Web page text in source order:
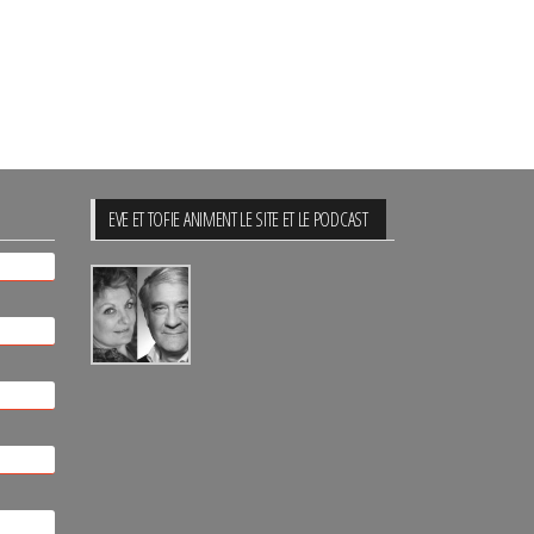
EVE ET TOFIE ANIMENT LE SITE ET LE PODCAST